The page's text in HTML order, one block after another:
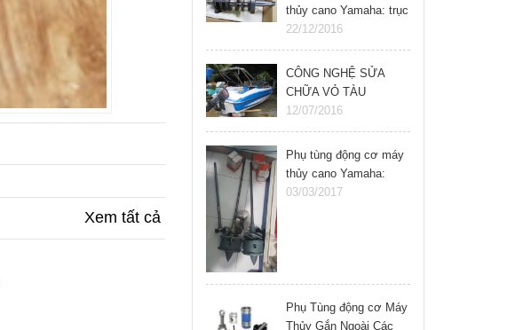
Xem tất cả
thủy cano Yamaha: trục
khuỷu, cốt máy cano
22/12/2016
CÔNG NGHỆ SỬA
CHỮA VỎ TÀU
COMPOSITE
12/07/2016
Phụ tùng động cơ máy
thủy cano Yamaha:
chân vịt jetski 800 cc
03/03/2017
Phụ Tùng động cơ Máy
Thủy Gắn Ngoài Các